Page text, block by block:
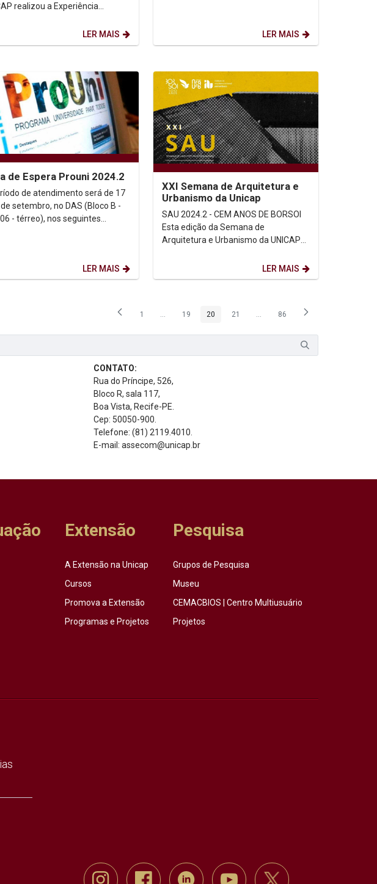
realizou a Experiência
LER MAIS LER MAIS
de Espera Prouni 2024.2
de atendimento será de 17
setembro, no DAS (Bloco B -
- térreo), nos seguintes
LER MAIS
XXI Semana de Arquitetura e
Urbanismo da Unicap
SAU 2024.2 - CEM ANOS DE BORSOI
Esta edição da Semana de
Arquitetura e Urbanismo da UNICAP
(1924-2024) do arquiteto e...LER MAIS
Página
1 ...Páginas intermediárias Usar ABA para navegar.
Página
19 Página
20 Página
21 ...Páginas intermediárias Usar ABA
Página
86
CONTATO:
Rua do Príncipe, 526,
Bloco R, sala 117,
Boa Vista, Recife-PE.
Cep: 50050-900.
Telefone: (81) 2119.4010.
E-mail: assecom@unicap.br
Extensão
A Extensão na Unicap
Cursos
Promova a Extensão
Programas e Projetos
Pesquisa
Grupos de Pesquisa
Museu
CEMACBIOS | Centro Multiusuário
Projetos